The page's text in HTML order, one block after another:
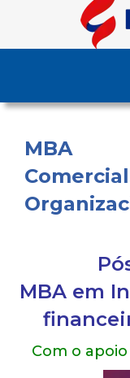
MBA
MBA em
Com o apoio